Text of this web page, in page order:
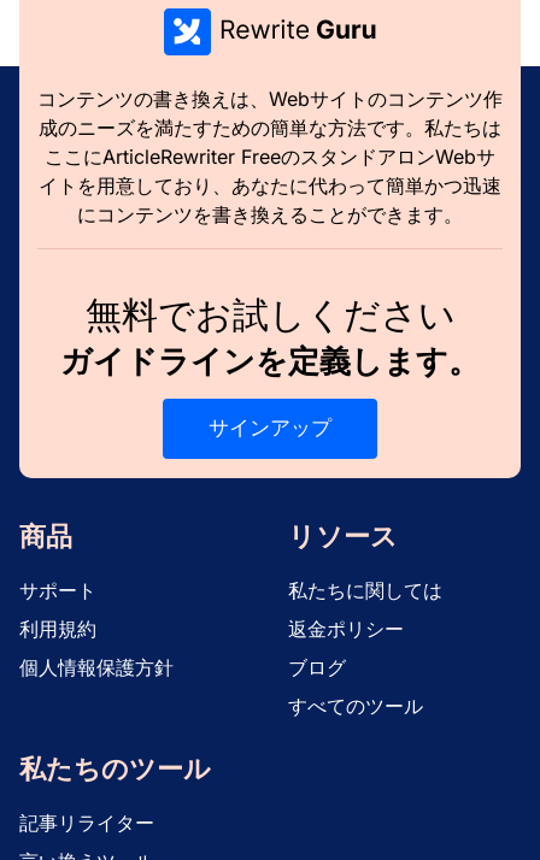
コンテンツの書き換えは、Webサイトのコンテンツ作
成のニーズを満たすための簡単な方法です。私たちは
ここにArticleRewriter FreeのスタンドアロンWebサ
イトを用意しており、あなたに代わって簡単かつ迅速
にコンテンツを書き換えることができます。
無料でお試しください
ガイドラインを定義します。
サインアップ
商品
サポート
利用規約
個人情報保護方針
リソース
私たちに関しては
返金ポリシー
ブログ
すべてのツール
私たちのツール
記事リライター